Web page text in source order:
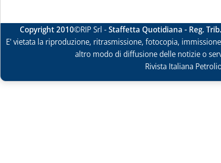
Copyright 2010©RIP Srl -Staffetta Quotidiana - Reg.
E' vietata la riproduzione, ritrasmissione, fotocopia,
altro modo di diffusione delle notizie o
Rivista Italiana